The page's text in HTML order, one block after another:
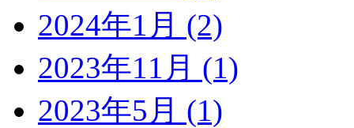
2024年1月 (2)
2023年11月 (1)
2023年5月 (1)